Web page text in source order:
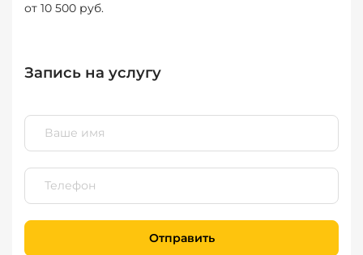
от 10 500 руб.
Запись на услугу
Отправить